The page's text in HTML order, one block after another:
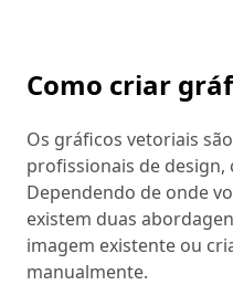
Como criar
Os gráficos vetoriais
profissionais de design,
Dependendo de onde
existem duas
imagem existente ou
manualmente.